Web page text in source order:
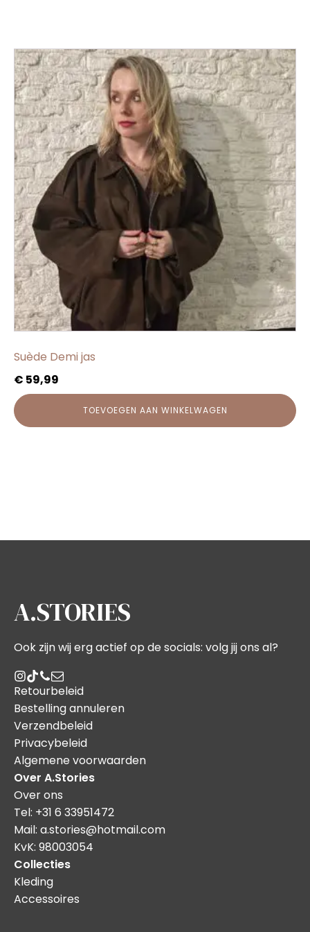
Suède Demi jas
€ 59,99
TOEVOEGEN AAN WINKELWAGEN
A.STORIES
Ook zijn wij erg actief op de socials: volg jij ons al?
Retourbeleid
Bestelling annuleren
Verzendbeleid
Privacybeleid
Algemene voorwaarden
Over A.Stories
Over ons
Tel: +31 6 33951472
Mail: a.stories@hotmail.com
KvK: 98003054
Collecties
Kleding
Accessoires